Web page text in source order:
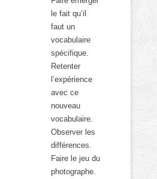
le fait qu’il
faut un
vocabulaire
spécifique.
Retenter
l’expérience
avec ce
nouveau
vocabulaire.
Observer les
différences.
Faire le jeu du
photographe.